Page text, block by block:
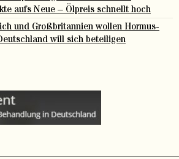
aufs Neue – Ölpreis schnellt hoch
und Großbritannien wollen Hormus-
will sich beteiligen